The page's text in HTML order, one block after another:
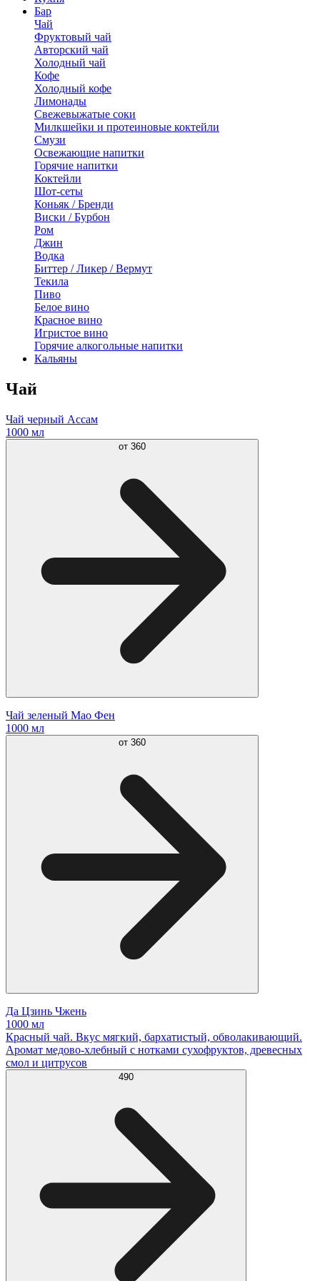
Бар
Чай
Фруктовый чай
Авторский чай
Холодный чай
Кофе
Холодный кофе
Лимонады
Свежевыжатые соки
Милкшейки и протеиновые коктейли
Смузи
Освежающие напитки
Горячие напитки
Коктейли
Шот-сеты
Коньяк / Бренди
Виски / Бурбон
Ром
Джин
Водка
Биттер / Ликер / Вермут
Текила
Пиво
Белое вино
Красное вино
Игристое вино
Горячие алкогольные напитки
Кальяны
Чай
Чай черный Ассам
1000 мл
от 360
Чай зеленый Мао Фен
1000 мл
от 360
Да Цзинь Чжень
1000 мл
Красный чай. Вкус мягкий, бархатистый, обволакивающий.
Аромат медово-хлебный с нотками сухофруктов, древесных
смол и цитрусов
490